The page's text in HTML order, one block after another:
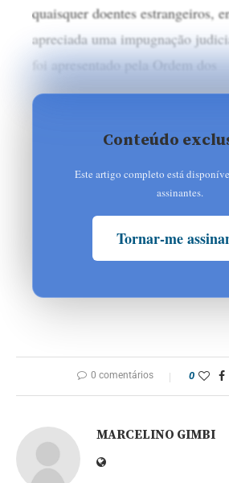
quaisquer doentes estrangeiros,
apreciada uma impugnação
foi apresentado pela Ordem dos
Conteúdo
Este artigo completo está
assinantes.
Tornar-me
0 comentários 0
MARCELINO GIMBI